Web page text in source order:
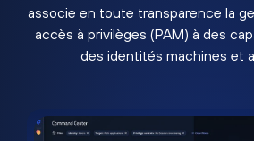
associe en toute transparence la
accès à privilèges (PAM) à des
des identités machines et